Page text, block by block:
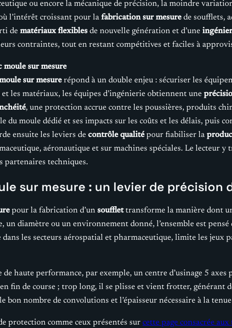
ou encore la mécanique de précision, la moindre
l’intérêt croissant pour la fabrication sur mesure de soufflets,
de matériaux flexibles de nouvelle génération et d’une
contraintes, tout en restant compétitives et faciles à
moule sur mesure
sur mesure répond à un double enjeu : sécuriser les
les matériaux, les équipes d’ingénierie obtiennent une
, une protection accrue contre les poussières, produits
du moule dédié et ses impacts sur les coûts et les délais, puis
ensuite les leviers de contrôle qualité pour fiabiliser la
aéronautique et sur machines spéciales. Le lecteur
partenaires techniques.
sur mesure : un levier de précision
pour la fabrication d’un soufflettransforme la manière dont
un diamètre ou un environnement donné, l’ensemble est
les secteurs aérospatial et pharmaceutique, limite les jeux
haute performance, par exemple, un centre d’usinage 5
fin de course ; trop long, il se plisse et vient frotter, générant
bon nombre de convolutions et l’épaisseur nécessaire à la
protection comme ceux présentés sur cette page consacrée